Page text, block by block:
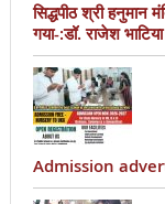
सिद्धपीठ श्री हनुमान
गया-:डॉ. राजेश भाटिया
Admission